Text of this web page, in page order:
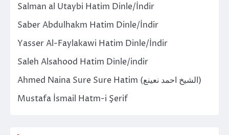
Salman al Utaybi Hatim Dinle/İndir
Saber Abdulhakm Hatim Dinle/İndir
Yasser Al-Faylakawi Hatim Dinle/İndir
Saleh Alsahood Hatim Dinle/indir
Ahmed Naina Sure Sure Hatim (الشيخ احمد نعينع)
Mustafa İsmail Hatm-i Şerif